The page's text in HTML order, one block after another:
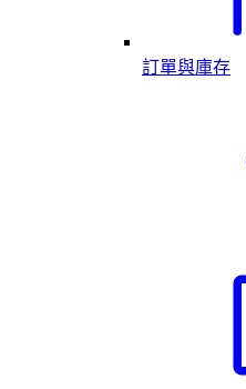
訂單與庫存